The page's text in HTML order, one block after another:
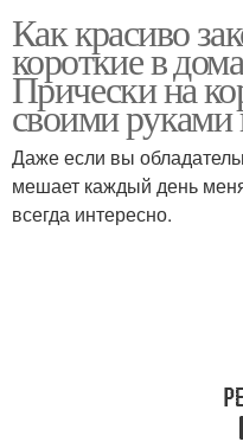
Укладка с челкой
Спортивная укладка
Как красиво
короткие в
Прически на
своими
Даже если вы
мешает каждый день
всегда интересно.